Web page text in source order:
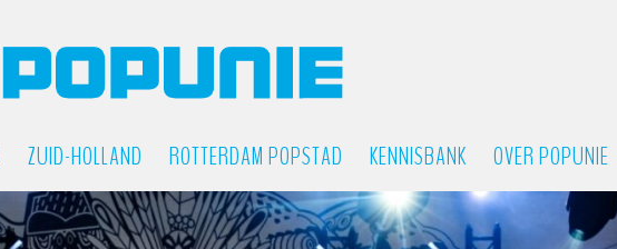
ZUID-HOLLAND ROTTERDAM POPSTAD KENNISBANK OVER POPUNIE